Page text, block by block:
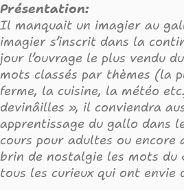
Présentation:
Il manquait un imagier au
imagier s’inscrit dans la
jour l’ouvrage le plus vendu
mots classés par thèmes (la
ferme, la cuisine, la météo
devinâilles », il conviendra
apprentissage du gallo dans
cours pour adultes ou
brin de nostalgie les mots du
tous les curieux qui ont envie